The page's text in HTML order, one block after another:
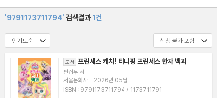
'9791173711794' 검색결과1건
도서 프린세스 캐치! 티니핑 프린세스 한자 백과
편집부 저
서울문화사 | 2026년 05월
ISBN : 9791173711794 / 1173711791